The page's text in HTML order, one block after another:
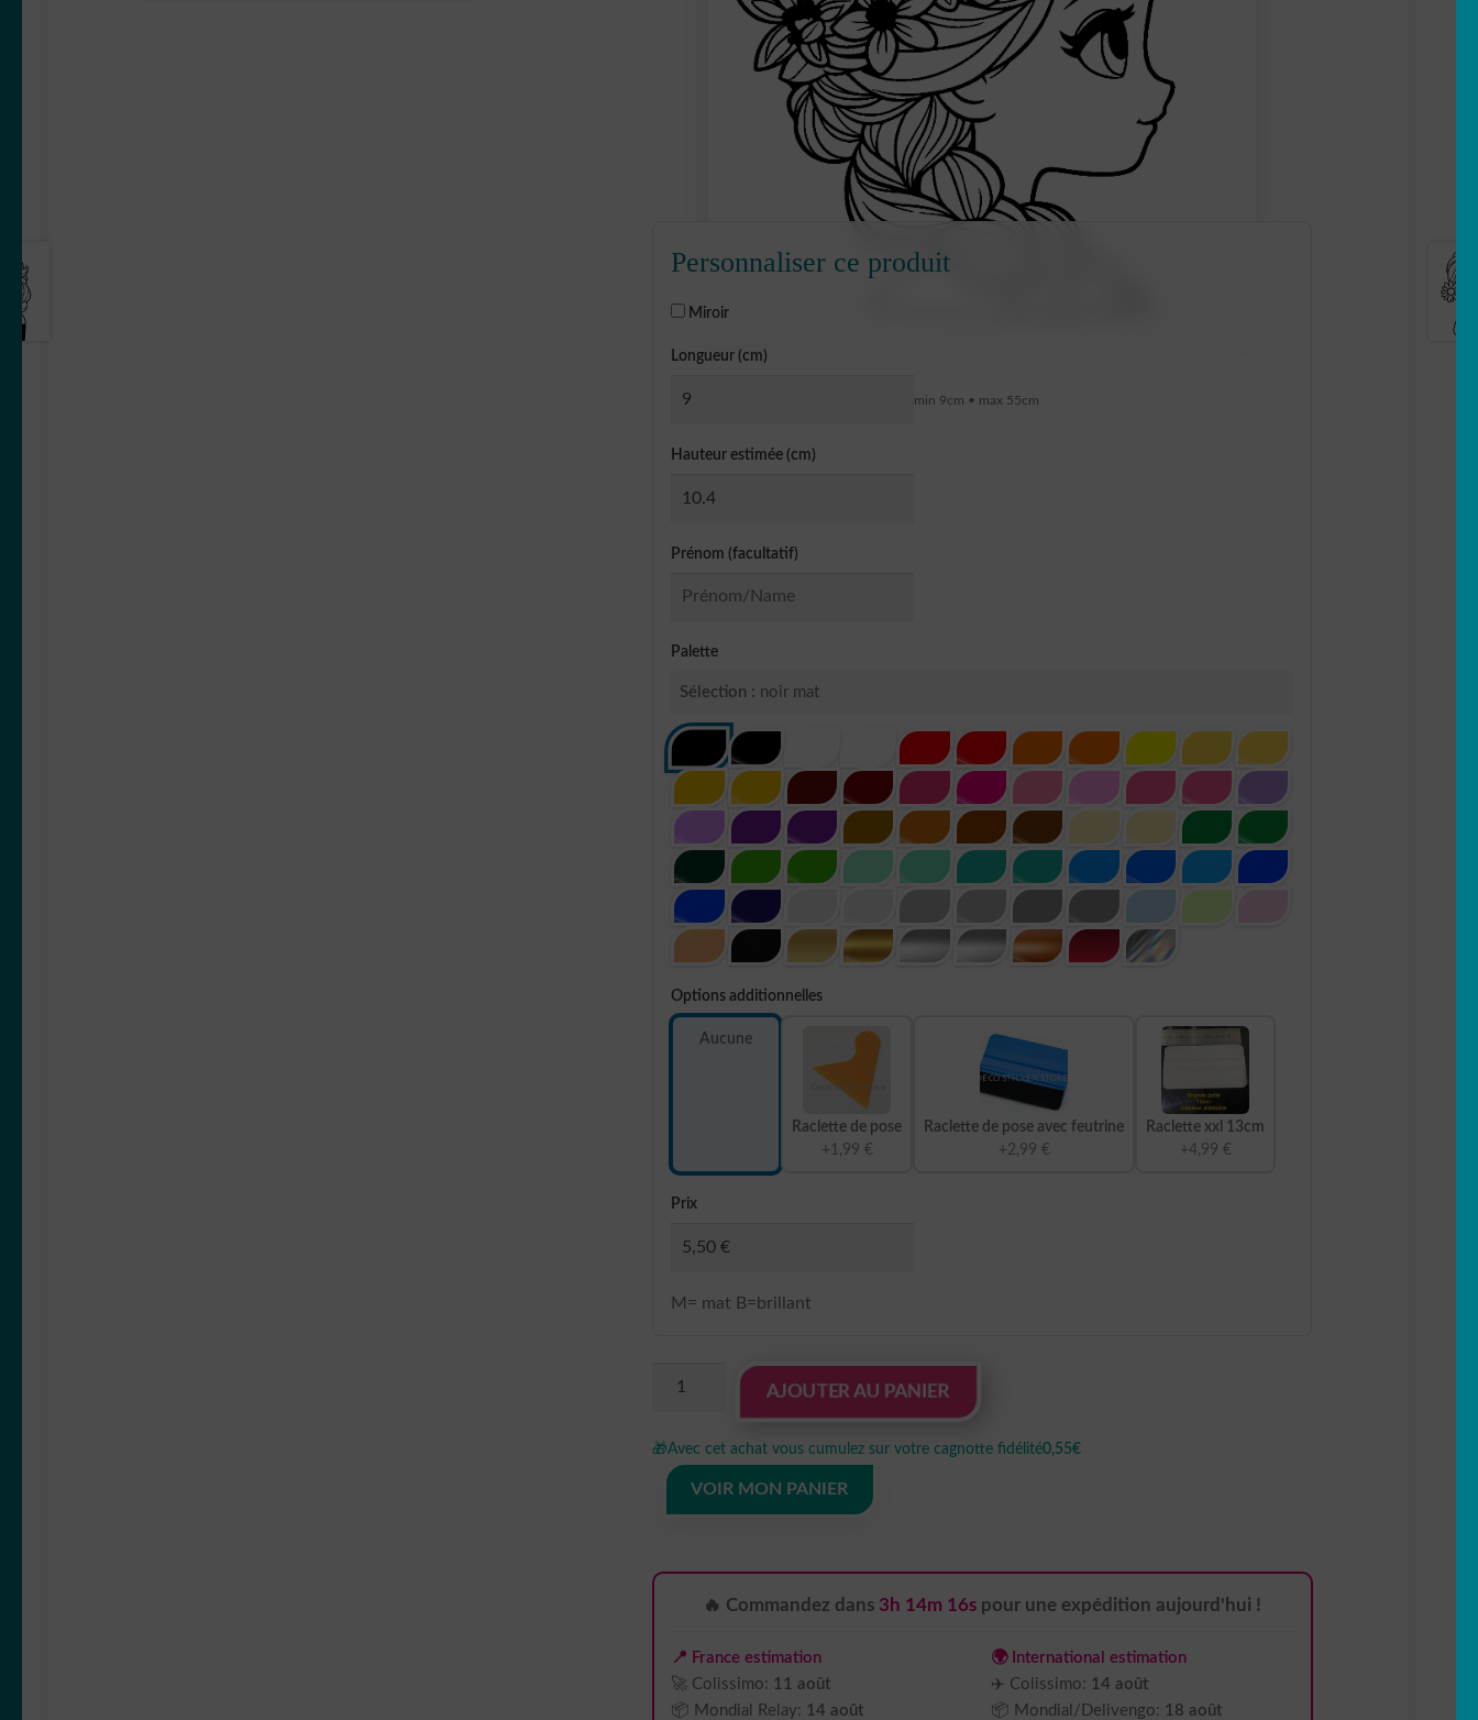
Personnaliser ce produit
Miroir
Longueur (cm)
min 9cm • max 55cm
Hauteur estimée (cm)
Prénom (facultatif)
Palette
Sélection : noir mat
Options additionnelles
Aucune
Raclette de pose
+1,99 €
Raclette de pose avec feutrine
+2,99 €
Raclette xxl 13cm
+4,99 €
Prix
M= mat B=brillant
autocollant
Elsa
reine-
NUVEE
AJOUTER AU PANIER
🎁Avec cet achat vous cumulez sur votre cagnotte fidélité0,55€
VOIR MON PANIER
🔥 Commandez dans 3h 14m 14s pour une expédition aujourd'hui !
📍 France estimation
🚀 Colissimo: 11 août
📦 Mondial Relay: 14 août
🌍 International estimation
✈️ Colissimo: 14 août
📦 Mondial/Delivengo: 18 août